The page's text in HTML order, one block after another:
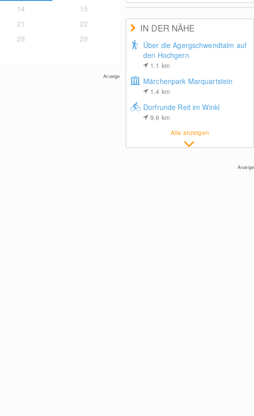
14
15
21
22
28
29
Anzeige
IN DER NÄHE
Über die Agergschwendtalm auf
den Hochgern
1.1 km
Märchenpark Marquartstein
1.4 km
Dorfrunde Reit im Winkl
9.6 km
Alle anzeigen
Anzeige